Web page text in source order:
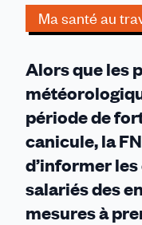
Ma santé au
Alors que les
période de
canicule, la
d’informer
salariés des
mesures à